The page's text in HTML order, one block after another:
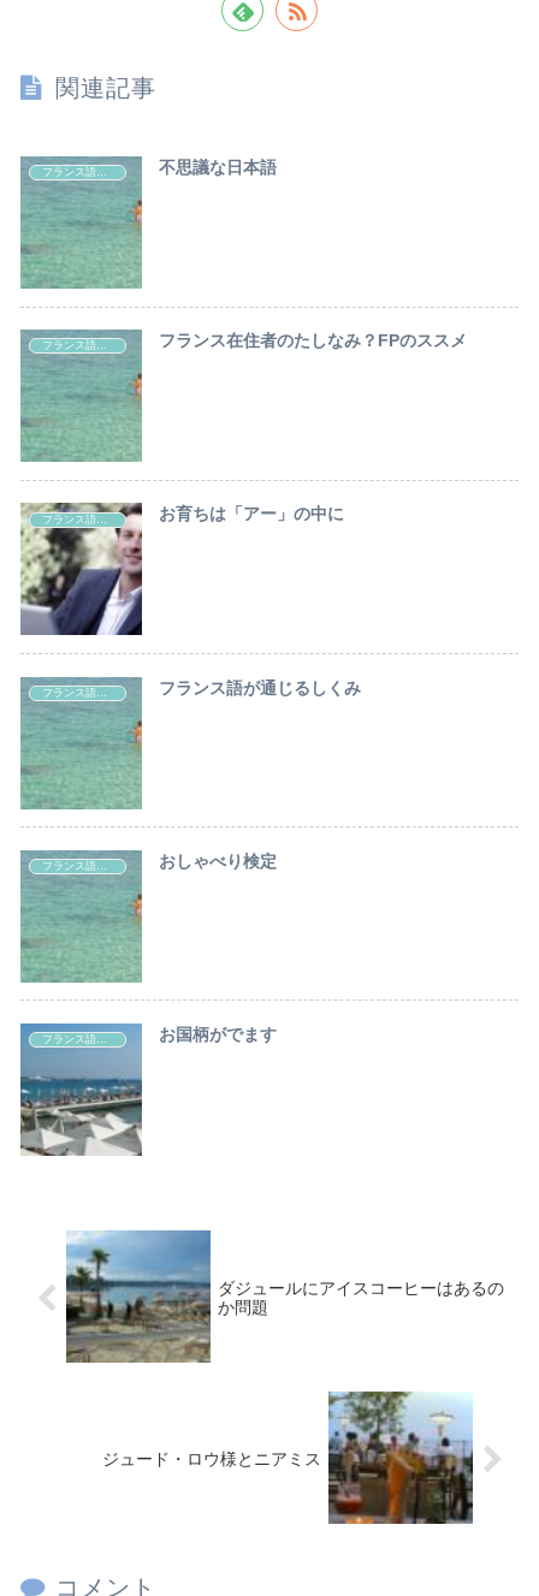
関連記事
フランス語のお勉強 不思議な日本語
フランス語のお勉強 フランス在住者のたしなみ？FPのススメ
お育ちは「アー」の中に
フランス語が通じるしくみ
おしゃべり検定
フランス語のお勉強 お国柄がでます
ダジュールにアイスコーヒーはあるの
か問題
ジュード・ロウ様とニアミス
コメント